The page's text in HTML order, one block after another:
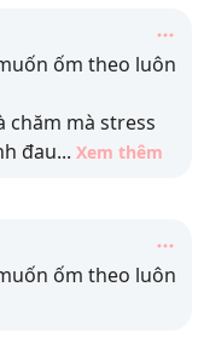
ốm theo luôn
chăm mà stress
đau... Xem thêm
ốm theo luôn